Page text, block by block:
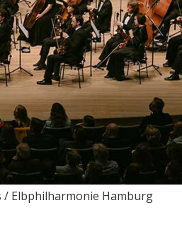
/ Elbphilharmonie Hamburg